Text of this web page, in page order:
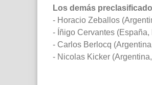
Los demás
- Horacio Zeballos
- Íñigo Cervantes (España,
- Carlos Berlocq
- Nicolas Kicker